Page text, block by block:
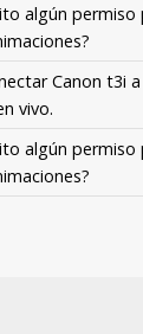
algún permiso
Canon t3i
vivo.
algún permiso